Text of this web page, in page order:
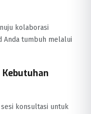
kolaborasi
Anda tumbuh melalui
konsultasi untuk